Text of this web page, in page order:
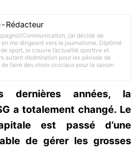
-Rédacteur
Communication, j’ai décidé de
me dirigeant vers le journalisme. Diplômé
sport, je couvre l’actualité sportive et
autant d’admiration pour les période de
faire des choix cruciaux pour la saison
dernières années, la
a totalement changé. Le
est passé d’une
de gérer les grosses